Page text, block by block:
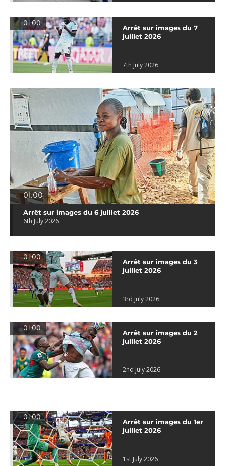
01:00
Arrêt sur images du 7
juillet 2026
7th July 2026
01:00
Arrêt sur images du 6 juillet 2026
6th July 2026
01:00
Arrêt sur images du 3
juillet 2026
3rd July 2026
01:00
Arrêt sur images du 2
juillet 2026
2nd July 2026
01:00
Arrêt sur images du 1er
juillet 2026
1st July 2026